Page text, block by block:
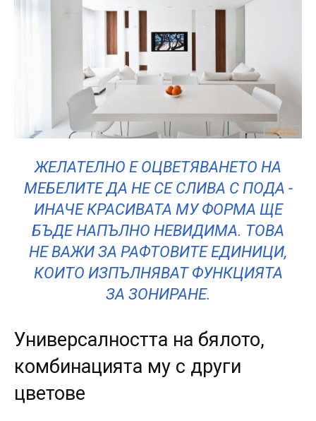
ЖЕЛАТЕЛНО Е ОЦВЕТЯВАНЕТО НА
МЕБЕЛИТЕ ДА НЕ СЕ СЛИВА С ПОДА -
ИНАЧЕ КРАСИВАТА МУ ФОРМА ЩЕ
БЪДЕ НАПЪЛНО НЕВИДИМА. ТОВА
НЕ ВАЖИ ЗА РАФТОВИТЕ ЕДИНИЦИ,
КОИТО ИЗПЪЛНЯВАТ ФУНКЦИЯТА
ЗА ЗОНИРАНЕ.
Универсалността на бялото,
комбинацията му с други
цветове